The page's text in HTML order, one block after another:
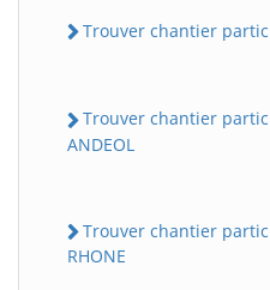
Trouver chantier
Trouver chantier
ANDEOL
Trouver chantier
RHONE